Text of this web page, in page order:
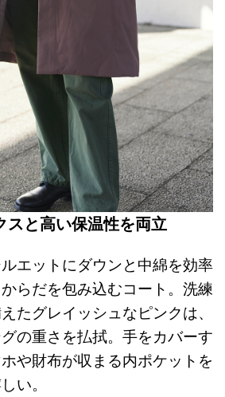
スと高い保温性を両立
エットにダウンと中綿を効率
らだを包み込むコート。洗練
たグレイッシュなピンクは、
の重さを払拭。手をカバーす
や財布が収まる内ポケットを
い。